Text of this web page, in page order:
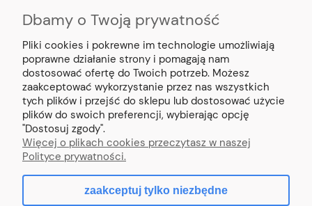
MOJE KONTO
PŁATNOŚCI I DOSTAWA
INFORMACJE
O NAS
Dbamy o Twoją prywatność
Pliki cookies i pokrewne im technologie umożliwiają
poprawne działanie strony i pomagają nam
dostosować ofertę do Twoich potrzeb. Możesz
zaakceptować wykorzystanie przez nas wszystkich
tych plików i przejść do sklepu lub dostosować użycie
plików do swoich preferencji, wybierając opcję
"Dostosuj zgody".
Więcej o plikach cookies przeczytasz w naszej
Polityce prywatności.
zaakceptuj tylko niezbędne